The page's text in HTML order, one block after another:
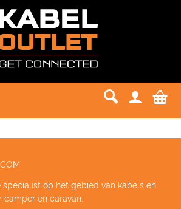
specialist op het gebied van kabels en
en caravan.